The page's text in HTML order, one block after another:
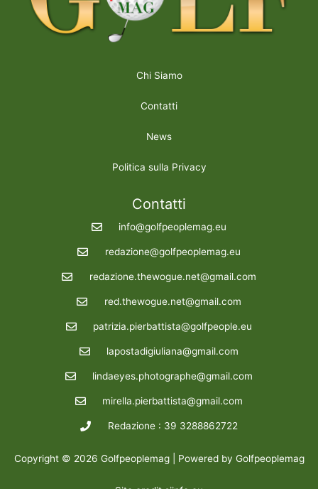
Chi Siamo
Contatti
News
Politica sulla Privacy
Contatti
info@golfpeoplemag.eu
redazione@golfpeoplemag.eu
redazione.thewogue.net@gmail.com
red.thewogue.net@gmail.com
patrizia.pierbattista@golfpeople.eu
lapostadigiuliana@gmail.com
lindaeyes.photographe@gmail.com
mirella.pierbattista@gmail.com
Redazione : 39 3288862722
Copyright © 2026 Golfpeoplemag | Powered by Golfpeoplemag